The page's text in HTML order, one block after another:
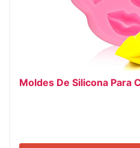
Moldes De Silicona Para